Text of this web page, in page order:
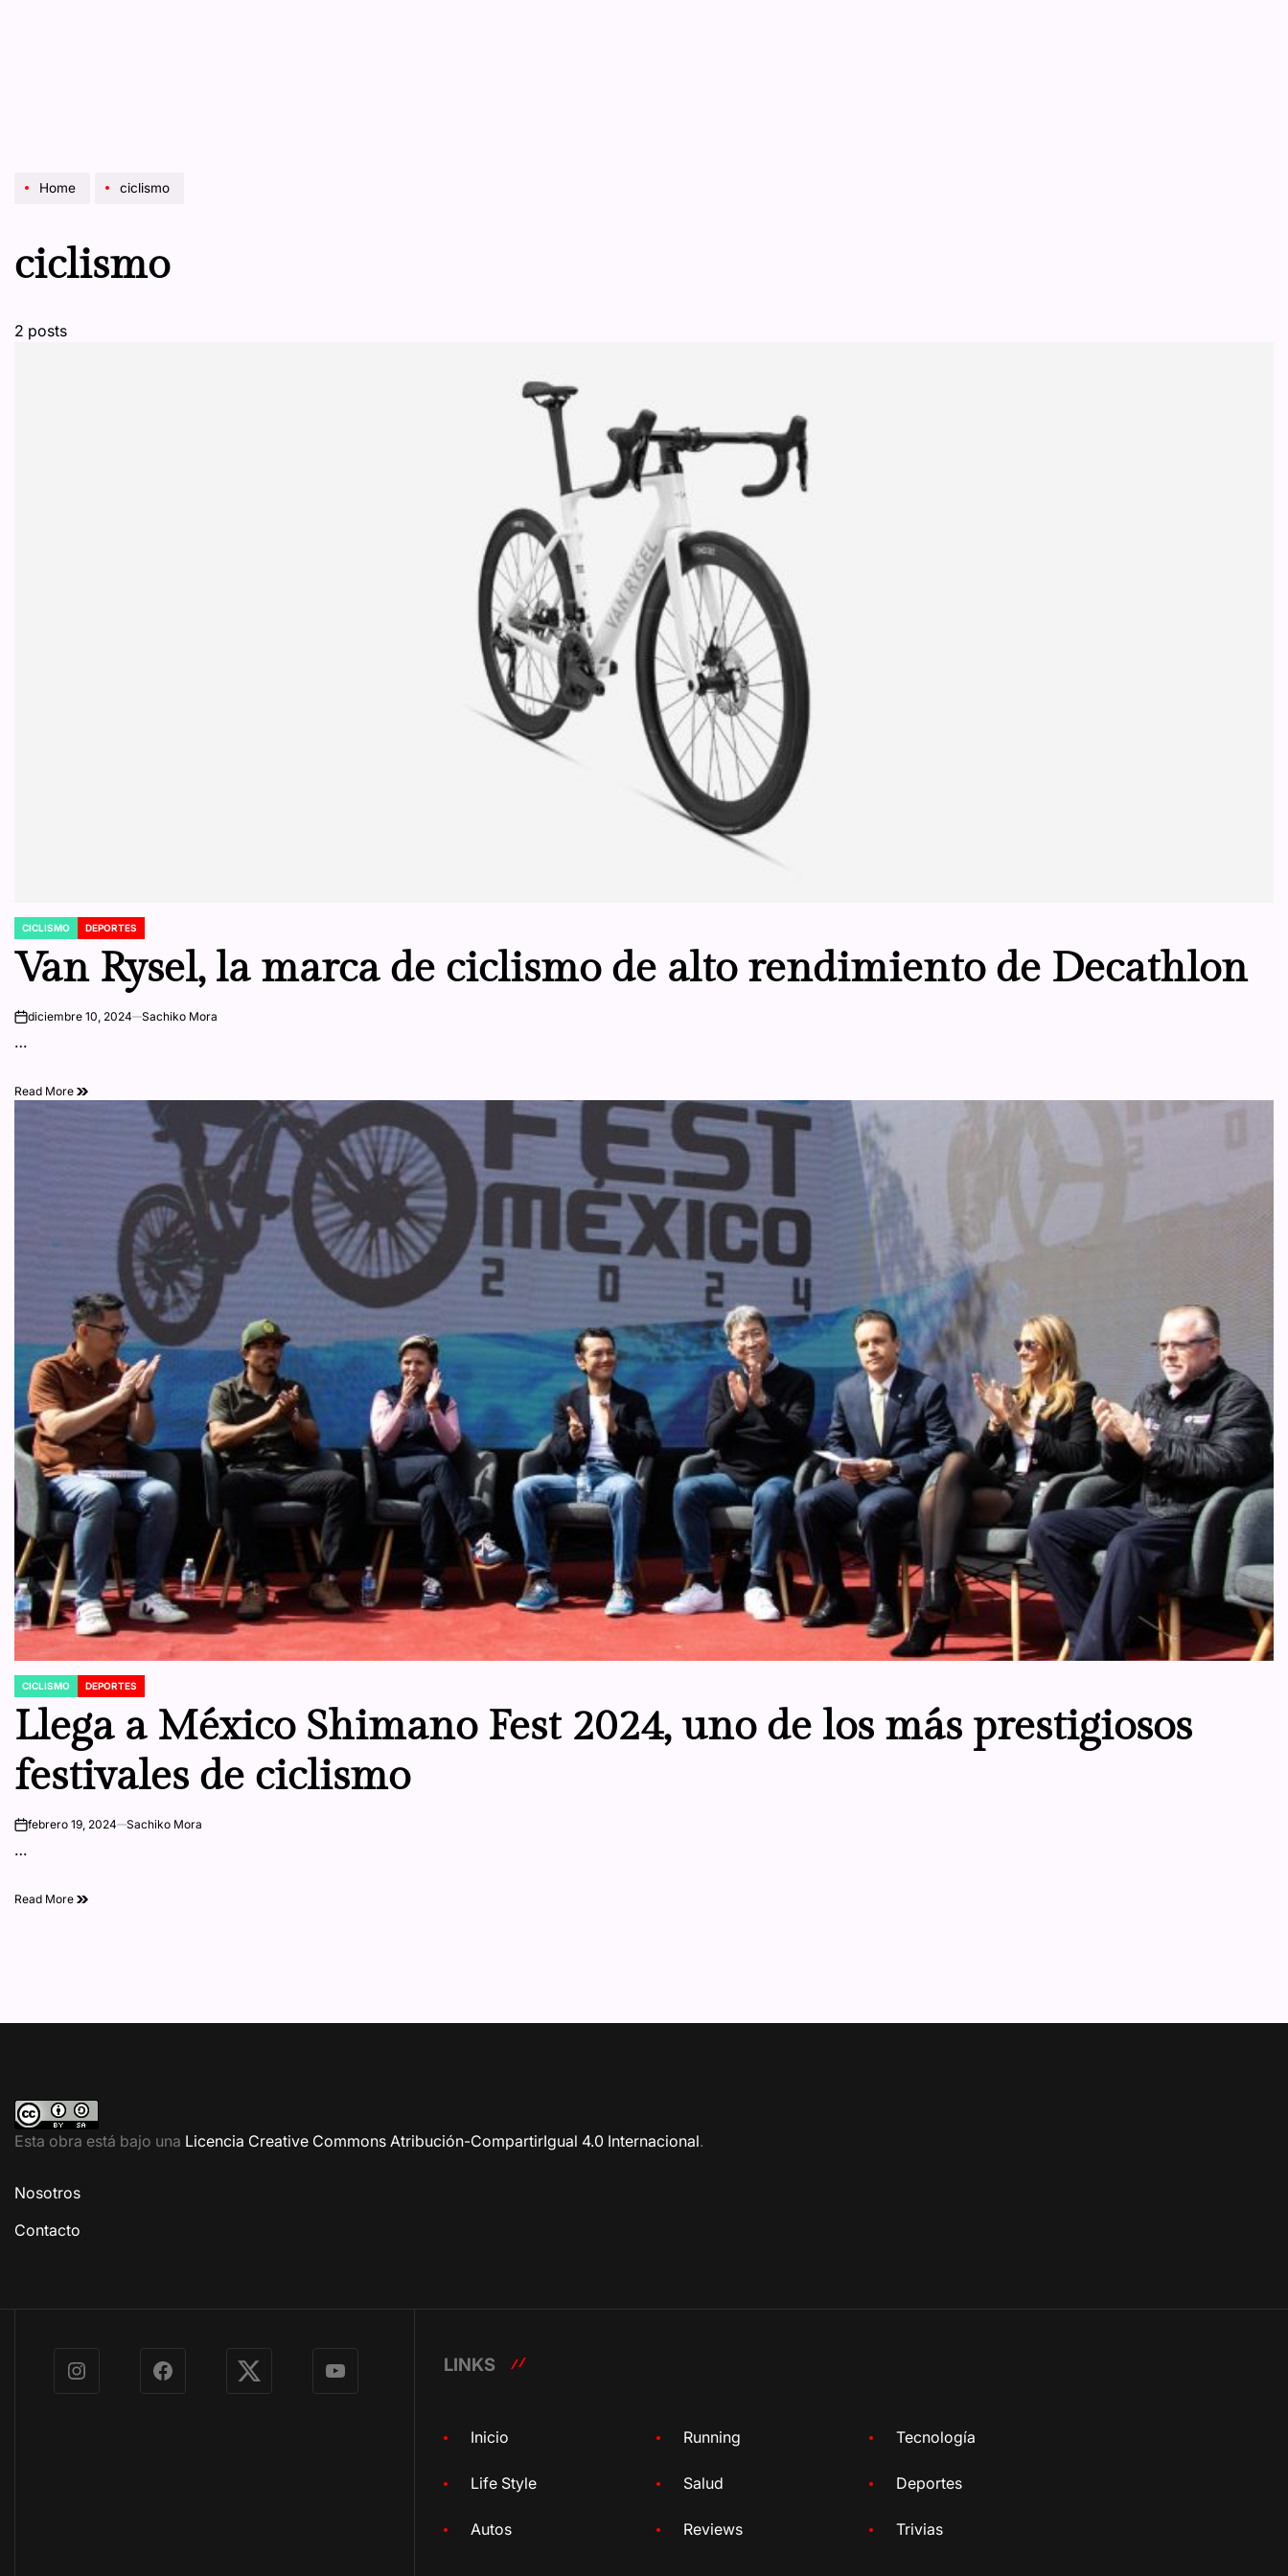
Home ciclismo
ciclismo
2 posts
POSTED
CICLISMO DEPORTES
Van Rysel, la marca de ciclismo de alto rendimiento de Decathlon
ondiciembre 10, 2024 Sachiko Mora
…
Read More
POSTED
CICLISMO DEPORTES
Llega a México Shimano Fest 2024, uno de los más prestigiosos
festivales de ciclismo
onfebrero 19, 2024 Sachiko Mora
…
Read More
Esta obra está bajo una Licencia Creative Commons Atribución-CompartirIgual 4.0 Internacional.
Nosotros
Contacto
Instagram Facebook X YouTube
LINKS
Inicio Running Tecnología
Life Style Salud Deportes
Autos Reviews Trivias